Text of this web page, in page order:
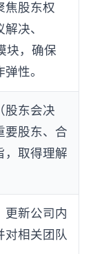
焦股东权
决、
块，确保
性。
股东会决
要股东、合
，取得理解
更新公司内
对相关团队